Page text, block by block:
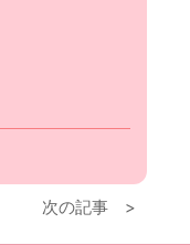
次の記事 >